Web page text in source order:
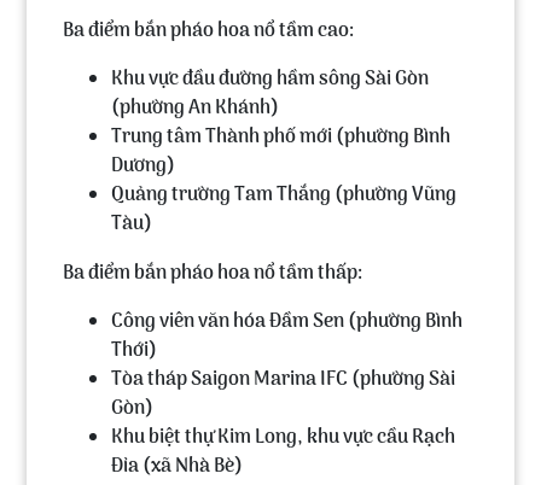
Ba điểm bắn pháo hoa nổ tầm cao:
Khu vực đầu đường hầm sông Sài Gòn
(phường An Khánh)
Trung tâm Thành phố mới (phường Bình
Dương)
Quảng trường Tam Thắng (phường Vũng
Tàu)
Ba điểm bắn pháo hoa nổ tầm thấp:
Công viên văn hóa Đầm Sen (phường Bình
Thới)
Tòa tháp Saigon Marina IFC (phường Sài
Gòn)
Khu biệt thự Kim Long, khu vực cầu Rạch
Đỉa (xã Nhà Bè)